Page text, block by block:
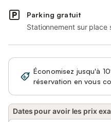
Parking gratuit
Stationnement sur place
Économisez jusqu'à
réservation en vous
Dates pour avoir les prix